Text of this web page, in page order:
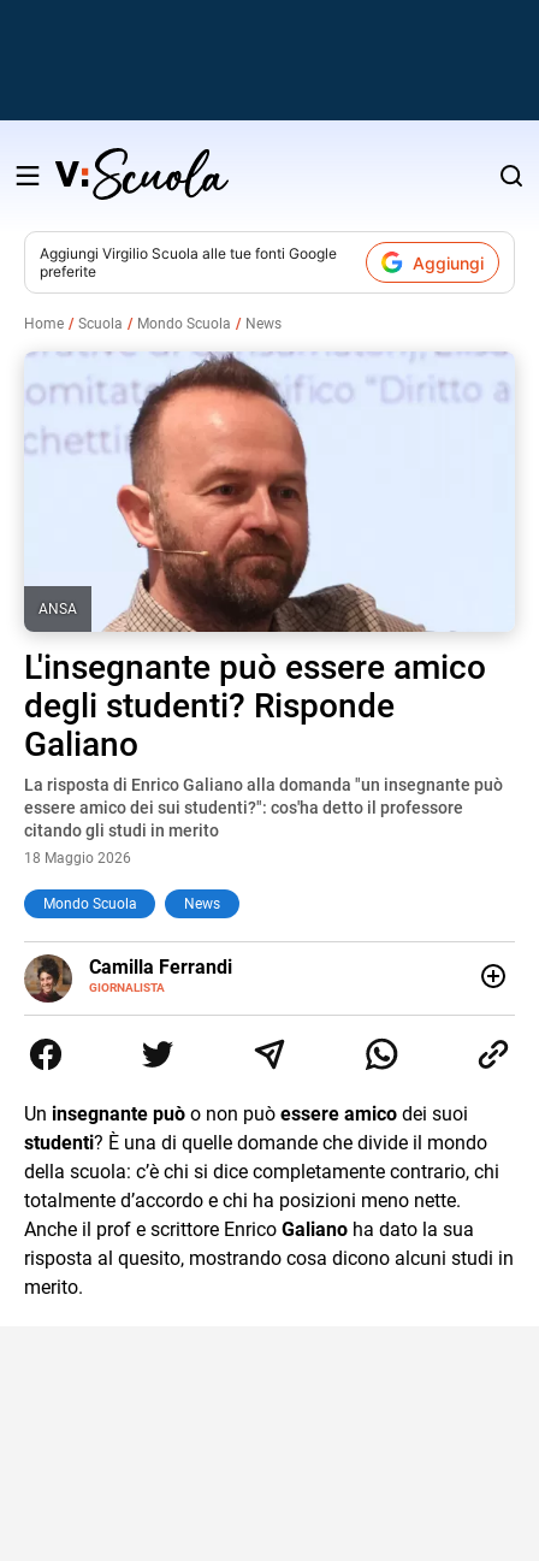
Salta
contenuto
Aggiungi Virgilio Scuola alle tue fonti Google
preferite
Aggiungi
Home Scuola Mondo Scuola News
ANSA
L'insegnante può essere amico
degli studenti? Risponde
Galiano
La risposta di Enrico Galiano alla domanda "un insegnante può
essere amico dei sui studenti?": cos'ha detto il professore
citando gli studi in merito
18 Maggio 2026
Mondo Scuola News
Camilla Ferrandi
GIORNALISTA
E-
MAIL
LINKEDIN
di trasformare la passione per la scrittura in un lavoro, e
da lì non mi sono più fermata. L’attualità è il mio pane
mente.
Un insegnante può o non può essere amico dei suoi
studenti? È una di quelle domande che divide il mondo
della scuola: c’è chi si dice completamente contrario, chi
totalmente d’accordo e chi ha posizioni meno nette.
Anche il prof e scrittore Enrico Galiano ha dato la sua
risposta al quesito, mostrando cosa dicono alcuni studi in
merito.